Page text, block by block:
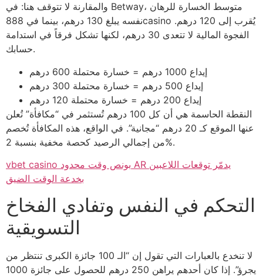
والمقارنة لا تتوقف هنا: في Betway، متوسط الخسارة للرهان
نفسه يبلغ 130 درهم، بينما في 888casino يُقرب إلى 120 درهم.
الفجوة المالية لا تتعدى 30 درهم، لكنها تشكل فرقاً في استدامة
حسابك.
إيداع 1000 درهم = خسارة محتملة 600 درهم
إيداع 500 درهم = خسارة محتملة 300 درهم
إيداع 200 درهم = خسارة محتملة 120 درهم
النقطة الحاسمة هي أن كل 100 درهم تُستثمر في “مكافأة” تُعلن
عنها الموقع كـ 20 درهم “مجانية”. في الواقع، هذه المكافأة تُخصم
من إجمالي الرصيد كحصة مخفية بنسبة 2%.
vbet casino بونص وقت محدود AR يدمّر توقعات اللاعبين
بخدعة الوقت الضيق
التحكم في النفس وتفادي الفخاخ
التسويقية
لا تنخدع بالعبارات التي تقول إن “الـ 100 جائزة الكبرى تنتظر من
يجرؤ”. إذا كان أحدهم يراهن 250 درهم للحصول على جائزة 1000